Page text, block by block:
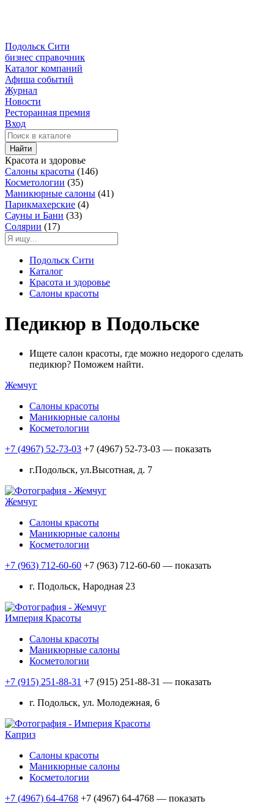
Подольск Сити
бизнес справочник
Каталог компаний
Афиша событий
Журнал
Новости
Ресторанная премия
Вход
Найти
Красота и здоровье
Салоны красоты (146)
Косметологии (35)
Маникюрные салоны (41)
Парикмахерские (4)
Сауны и Бани (33)
Солярии (17)
Подольск Сити
Каталог
Красота и здоровье
Салоны красоты
Педикюр в Подольске
Ищете салон красоты, где можно недорого сделать
педикюр? Поможем найти.
Жемчуг
Салоны красоты
Маникюрные салоны
Косметологии
+7 (4967) 52-73-03 +7 (4967) 52-73-03 — показать
г.Подольск, ул.Высотная, д. 7
Жемчуг
Салоны красоты
Маникюрные салоны
Косметологии
+7 (963) 712-60-60 +7 (963) 712-60-60 — показать
г. Подольск, Народная 23
Империя Красоты
Салоны красоты
Маникюрные салоны
Косметологии
+7 (915) 251-88-31 +7 (915) 251-88-31 — показать
г. Подольск, ул. Молодежная, 6
Каприз
Салоны красоты
Маникюрные салоны
Косметологии
+7 (4967) 64-4768 +7 (4967) 64-4768 — показать